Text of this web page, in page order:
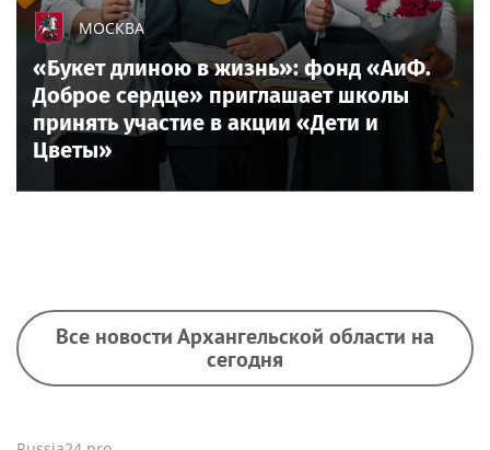
МОСКВА
«Букет длиною в жизнь»: фонд «АиФ.
Доброе сердце» приглашает школы
принять участие в акции «Дети и
Цветы»
Все новости Архангельской области на
сегодня